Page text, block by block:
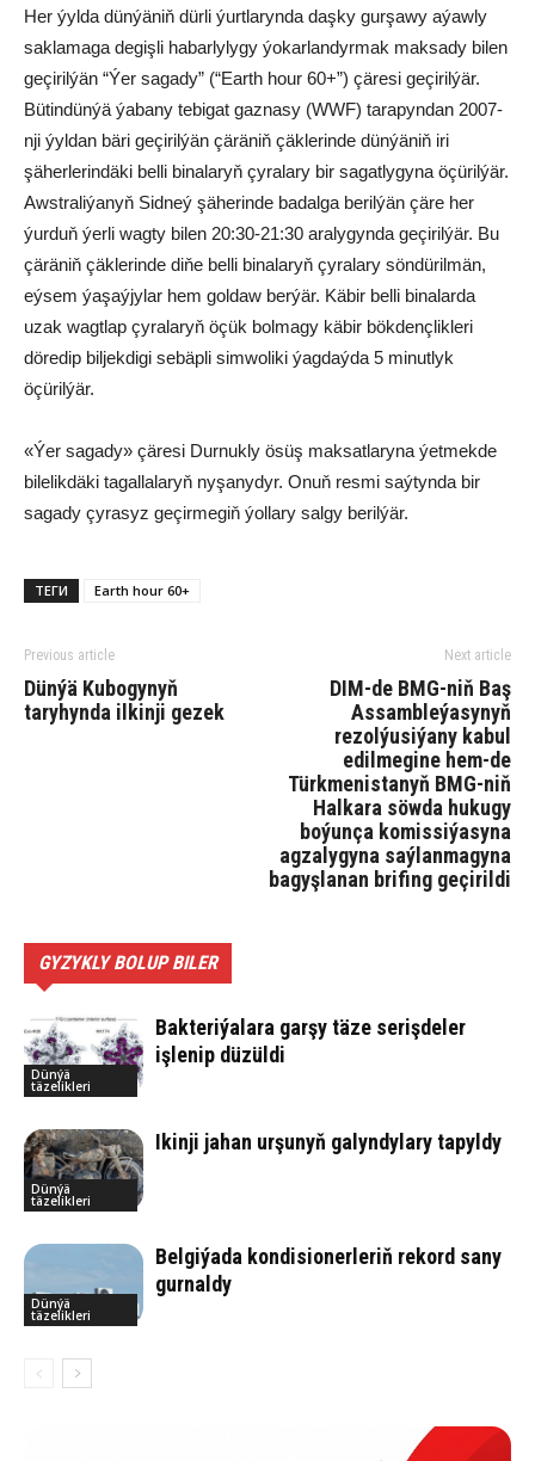
Her ýylda dünýäniň dürli ýurtlarynda daşky gurşawy aýawly
saklamaga degişli habarlylygy ýokarlandyrmak maksady bilen
geçirilýän “Ýer sagady” (“Earth hour 60+”) çäresi geçirilýär.
Bütindünýä ýabany tebigat gaznasy (WWF) tarapyndan 2007-
nji ýyldan bäri geçirilýän çäräniň çäklerinde dünýäniň iri
şäherlerindäki belli binalaryň çyralary bir sagatlygyna öçürilýär.
Awstraliýanyň Sidneý şäherinde badalga berilýän çäre her
ýurduň ýerli wagty bilen 20:30-21:30 aralygynda geçirilýär. Bu
çäräniň çäklerinde diňe belli binalaryň çyralary söndürilmän,
eýsem ýaşaýjylar hem goldaw berýär. Käbir belli binalarda
uzak wagtlap çyralaryň öçük bolmagy käbir bökdençlikleri
döredip biljekdigi sebäpli simwoliki ýagdaýda 5 minutlyk
öçürilýär.
«Ýer sagady» çäresi Durnukly ösüş maksatlaryna ýetmekde
bilelikdäki tagallalaryň nyşanydyr. Onuň resmi saýtynda bir
sagady çyrasyz geçirmegiň ýollary salgy berilýär.
ТЕГИ Earth hour 60+
Previous article
Dünýä Kubogynyň
taryhynda ilkinji gezek
Next article
DIM-de BMG-niň Baş
Assambleýasynyň
rezolýusiýany kabul
edilmegine hem-de
Türkmenistanyň BMG-niň
Halkara söwda hukugy
boýunça komissiýasyna
agzalygyna saýlanmagyna
bagyşlanan brifing geçirildi
GYZYKLY BOLUP BILER
Dünýä
täzelikleri
Bakteriýalara garşy täze serişdeler
işlenip düzüldi
Dünýä
täzelikleri
Ikinji jahan urşunyň galyndylary tapyldy
Dünýä
täzelikleri
Belgiýada kondisionerleriň rekord sany
gurnaldy